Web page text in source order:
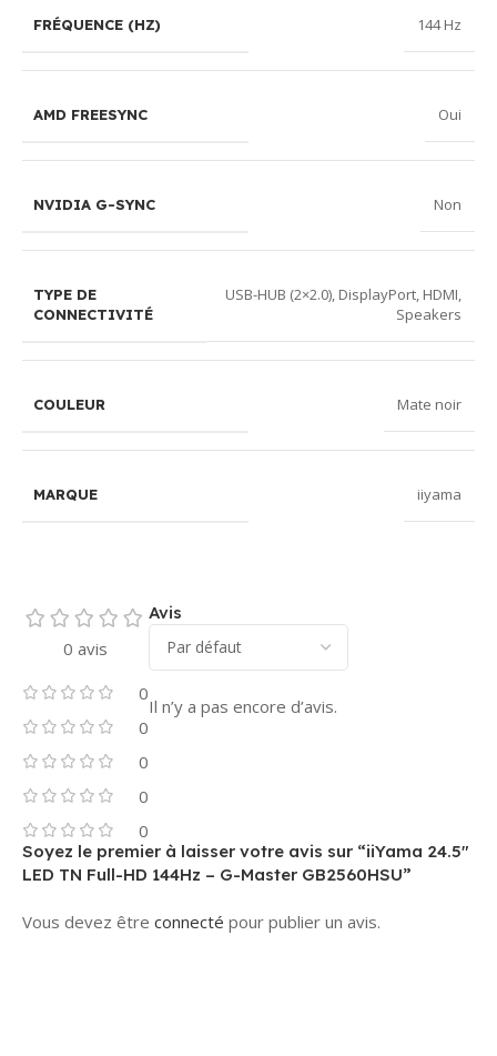
FRÉQUENCE (HZ) 144 Hz
AMD FREESYNC Oui
NVIDIA G-SYNC Non
TYPE DE
CONNECTIVITÉ
USB-HUB (2×2.0), DisplayPort, HDMI,
Speakers
COULEUR Mate noir
MARQUE iiyama
0 avis
0
0
0
0
0
Avis
Il n’y a pas encore d’avis.
Soyez le premier à laisser votre avis sur “iiYama 24.5″
LED TN Full-HD 144Hz – G-Master GB2560HSU”
Vous devez être connecté pour publier un avis.